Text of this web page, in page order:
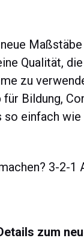
Qualität,
zu
Bildung,
einfach
3-2-1
zum